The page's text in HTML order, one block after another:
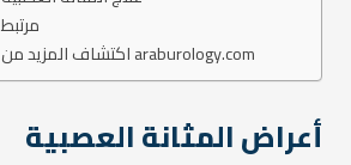
مرتبط
اكتشاف المزيد من araburology.com
أعراض المثانة العصبية